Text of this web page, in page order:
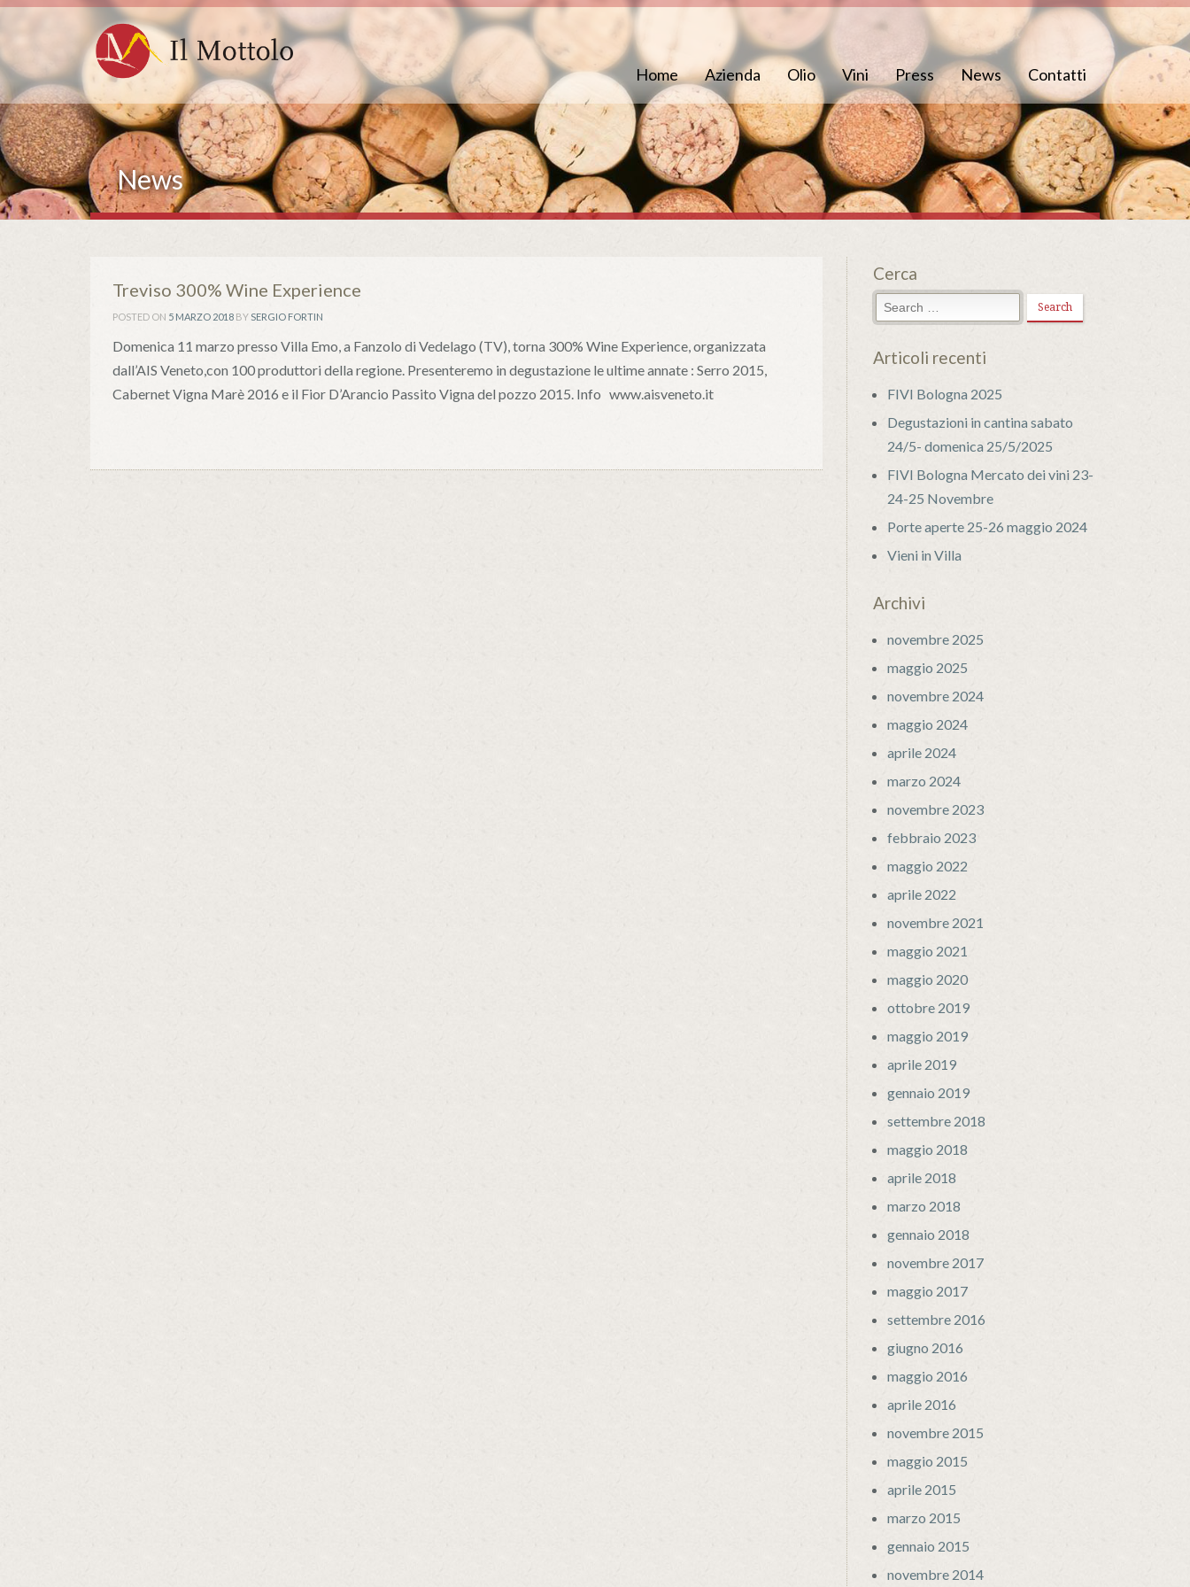
Home Azienda Olio Vini Press News Contatti
News
Treviso 300% Wine Experience
POSTED ON 5 MARZO 2018 BY SERGIO FORTIN
Domenica 11 marzo presso Villa Emo, a Fanzolo di Vedelago (TV), torna 300% Wine Experience, organizzata
dall’AIS Veneto,con 100 produttori della regione. Presenteremo in degustazione le ultime annate : Serro 2015,
Cabernet Vigna Marè 2016 e il Fior D’Arancio Passito Vigna del pozzo 2015. Info www.aisveneto.it
Cerca
Articoli recenti
FIVI Bologna 2025
Degustazioni in cantina sabato
24/5- domenica 25/5/2025
FIVI Bologna Mercato dei vini 23-
24-25 Novembre
Porte aperte 25-26 maggio 2024
Vieni in Villa
Archivi
novembre 2025
maggio 2025
novembre 2024
maggio 2024
aprile 2024
marzo 2024
novembre 2023
febbraio 2023
maggio 2022
aprile 2022
novembre 2021
maggio 2021
maggio 2020
ottobre 2019
maggio 2019
aprile 2019
gennaio 2019
settembre 2018
maggio 2018
aprile 2018
marzo 2018
gennaio 2018
novembre 2017
maggio 2017
settembre 2016
giugno 2016
maggio 2016
aprile 2016
novembre 2015
maggio 2015
aprile 2015
marzo 2015
gennaio 2015
novembre 2014